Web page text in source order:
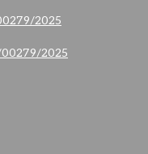
2025
2025